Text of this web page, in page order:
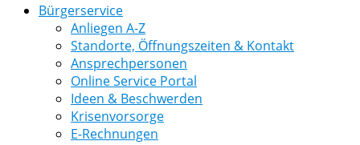
Bürgerservice
Anliegen A-Z
Standorte, Öffnungszeiten & Kontakt
Ansprechpersonen
Online Service Portal
Ideen & Beschwerden
Krisenvorsorge
E-Rechnungen